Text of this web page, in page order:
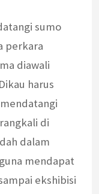
sumo
perkara
diawali
harus
di
dalam
mendapat
ekshibisi